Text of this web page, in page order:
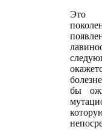
Это
бы